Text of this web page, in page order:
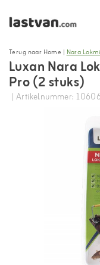
Terug naar Home |Nara
Luxan Nara
Pro (2 stuks)
| Artikelnummer: